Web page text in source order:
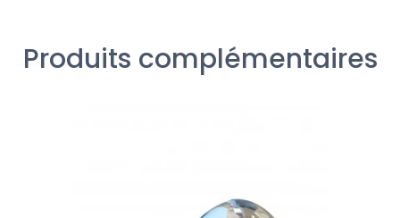
Produits complémentaires